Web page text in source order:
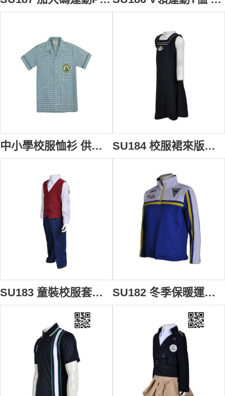
中小學校服恤衫 供應訂購 學校Logo繡花恤衫格仔紋恤衫上衣 恤衫專門店 男兒 夏季 校服 SU185 SU184 校服裙來版訂做 背心長款校服裙 繡花Logo背心裙 小學幼兒園校服設計 校服製造商
SU183 童裝校服套裝 度身訂製 小學三件套校服 套裝禮服設計選擇 校服供應商 SU182 冬季保暖運動服 來款訂造 團體繡花運動外套 校服運動服選擇 校服運動服製造商